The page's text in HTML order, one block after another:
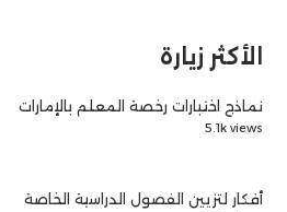
الأكثر زيارة
نماذج اختبارات رخصة المعلم بالإمارات
5.1k views
أفكار لتزيين الفصول الدراسية الخاصة